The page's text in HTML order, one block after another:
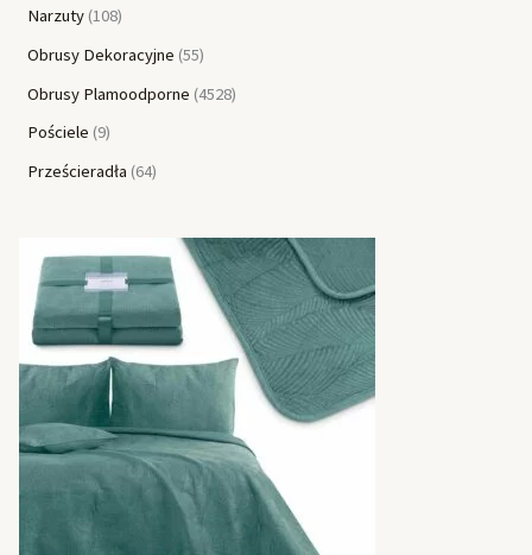
Narzuty 108
Obrusy Dekoracyjne 55
Obrusy Plamoodporne 4528
Pościele 9
Prześcieradła 64